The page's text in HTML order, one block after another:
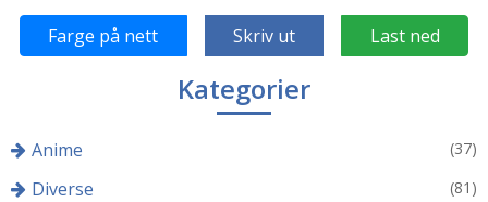
Farge på nett Skriv ut Last ned
Kategorier
Anime (37)
Diverse (81)